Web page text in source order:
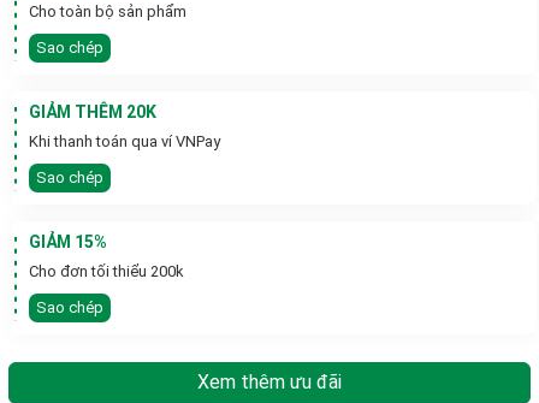
Cho toàn bộ sản phẩm
Sao chép
GIẢM THÊM 20K
Khi thanh toán qua ví VNPay
Sao chép
GIẢM 15%
Cho đơn tối thiểu 200k
Sao chép
Xem thêm ưu đãi